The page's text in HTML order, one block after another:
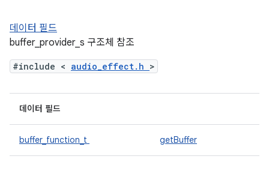
데이터 필드
buffer_provider_s 구조체 참조
#include < audio_effect.h >
데이터 필드
buffer_function_t getBuffer